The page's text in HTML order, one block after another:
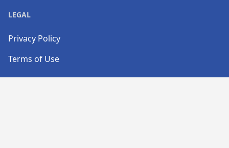
LEGAL
Privacy Policy
Terms of Use